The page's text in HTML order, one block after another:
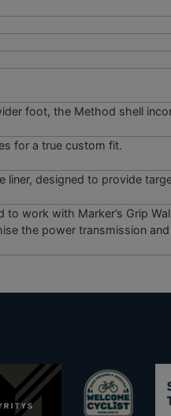
foot, the Method shell
for a true custom fit.
liner, designed to provide
work with Marker’s Grip
the power transmission